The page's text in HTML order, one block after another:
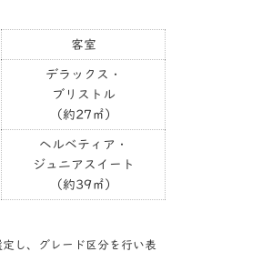
客室
デラックス・
ブリストル
（約27㎡）
ヘルベティア・
ジュニアスイート
（約39㎡）
し、グレード区分を行い表